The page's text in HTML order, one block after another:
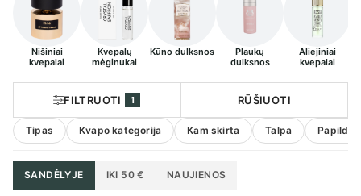
Nišiniai
kvepalai
Kvepalų
mėginukai
Kūno dulksnos
Plaukų
dulksnos
Aliejiniai
kvepalai
FILTRUOTI 1
Tipas Kvapo kategorija Kam skirta Talpa
RŪŠIUOTI
SANDĖLYJE IKI 50 € NAUJIENOS